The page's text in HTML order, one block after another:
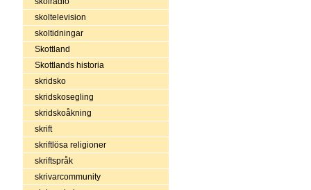
skoltelevision
skoltidningar
Skottland
Skottlands historia
skridsko
skridskosegling
skridskoåkning
skrift
skriftlösa religioner
skriftspråk
skrivarcommunity